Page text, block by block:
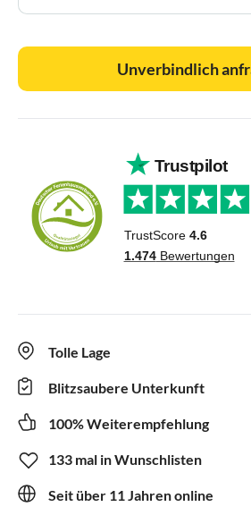
Unverbindlich
Tolle Lage
Blitzsaubere Unterkunft
100% Weiterempfehlung
133 mal in Wunschlisten
Seit über 11 Jahren online